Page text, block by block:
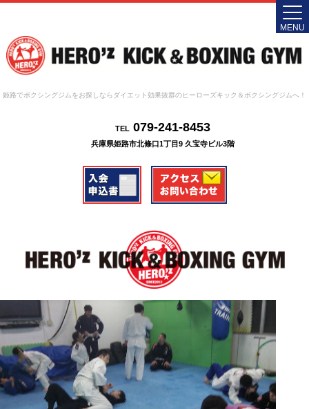
姫路でボクシングジムをお探しならダイエット効果抜群のヒーローズキック＆ボクシングジムへ！
TEL079-241-8453
兵庫県姫路市北條口1丁目9 久宝寺ビル3階
MENU